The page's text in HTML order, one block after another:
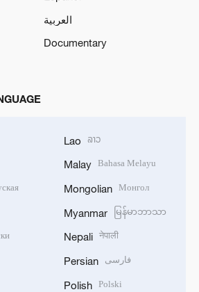
العربية
Documentary
Lao ລາວ
Malay Bahasa Melayu
Mongolian Монгол
Myanmar မြန်မာဘာသာ
Nepali नेपाली
Persian فارسی
Polish Polski